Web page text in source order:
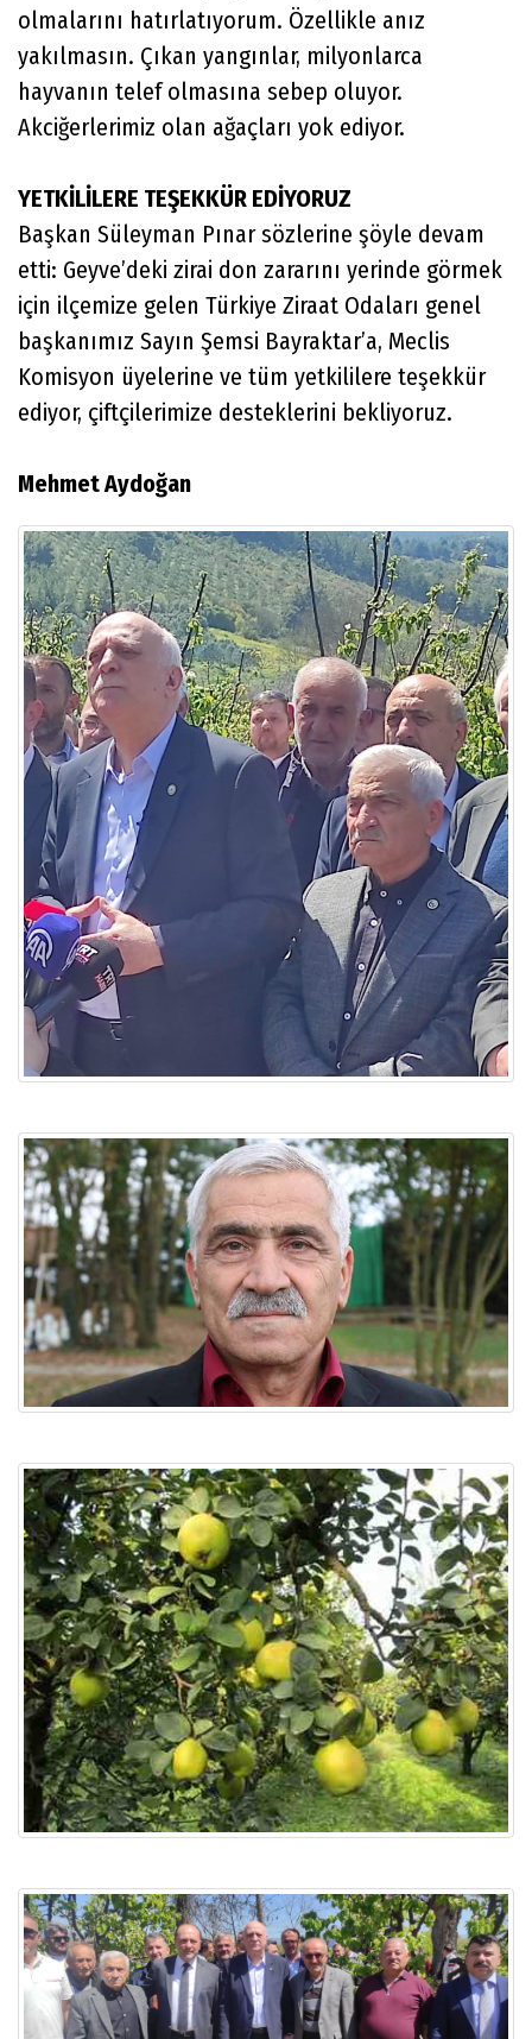
olmalarını hatırlatıyorum. Özellikle anız
yakılmasın. Çıkan yangınlar, milyonlarca
hayvanın telef olmasına sebep oluyor.
Akciğerlerimiz olan ağaçları yok ediyor.
YETKİLİLERE TEŞEKKÜR EDİYORUZ
Başkan Süleyman Pınar sözlerine şöyle devam
etti: Geyve’deki zirai don zararını yerinde görmek
için ilçemize gelen Türkiye Ziraat Odaları genel
başkanımız Sayın Şemsi Bayraktar’a, Meclis
Komisyon üyelerine ve tüm yetkililere teşekkür
ediyor, çiftçilerimize desteklerini bekliyoruz.
Mehmet Aydoğan